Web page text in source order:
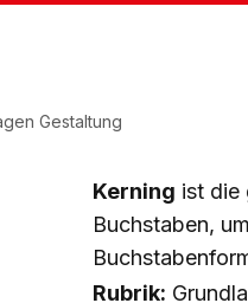
Gestaltung
Kerning ist die
Buchstaben,
Rubrik: